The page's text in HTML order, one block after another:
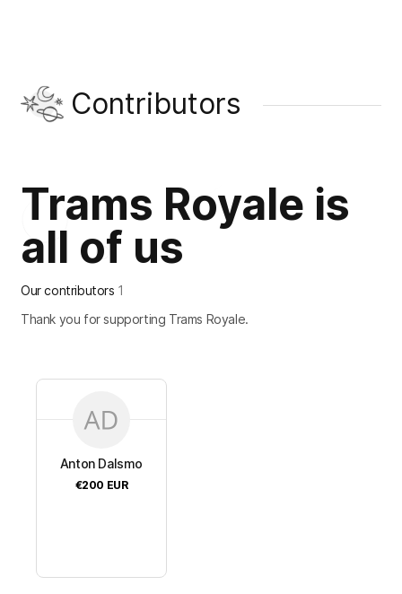
Contributors
Trams Royale is
all of us
Our contributors 1
Thank you for supporting Trams Royale.
Anton Dalsmo
€200 EUR